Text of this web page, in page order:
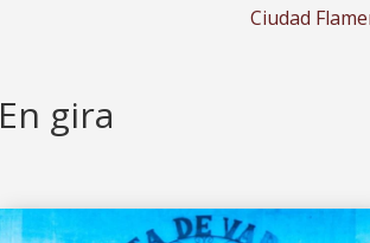
Ciudad
En gira